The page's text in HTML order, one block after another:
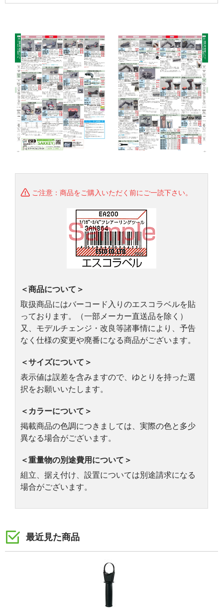
ご注意：商品をご購入いただく前にご一読下さい。
＜商品について＞
取扱商品にはバーコード入りのエスコラベルを貼
っております。（一部メーカー直送品を除く）
又、モデルチェンジ・改良等諸事情により、予告
なく仕様の変更や廃番になる商品がございます。
＜サイズについて＞
表示値は誤差を含みますので、ゆとりを持った選
択をお願いいたします。
＜カラーについて＞
掲載商品の色調につきましては、実際の色と多少
異なる場合がございます。
＜重量物の別途費用について＞
組立、据え付け、設置については別途請求になる
場合がございます。
最近見た商品